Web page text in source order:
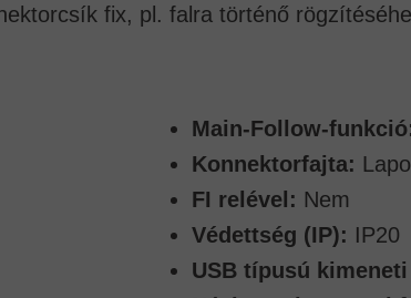
fix, pl. falra történő
Main-Follow-
Konnektorfajta:
FI relével: Nem
Védettség (IP): IP20
USB típusú